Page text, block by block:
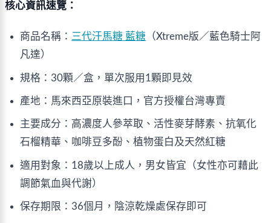
核心資訊速覽：
商品名稱： 三代汗馬糖 藍糖 （Xtreme版／藍色騎士阿
凡達）
規格：30顆／盒，單次服用1顆即見效
產地：馬來西亞原裝進口，官方授權台灣專賣
主要成分：高濃度人參萃取、活性麥芽酵素、抗氧化
石榴精華、咖啡豆多酚、植物蛋白及天然紅糖
適用對象：18歲以上成人，男女皆宜（女性亦可藉此
調節氣血與代謝）
保存期限：36個月，陰涼乾燥處保存即可